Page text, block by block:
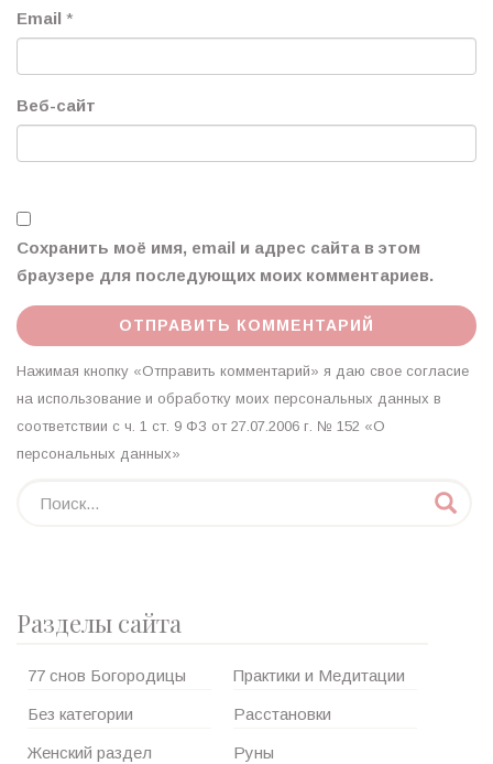
Email *
Веб-сайт
Сохранить моё имя, email и адрес сайта в этом
браузере для последующих моих комментариев.
Нажимая кнопку «Отправить комментарий» я даю свое согласие
на использование и обработку моих персональных данных в
соответствии с ч. 1 ст. 9 ФЗ от 27.07.2006 г. № 152 «О
персональных данных»
Разделы сайта
77 снов Богородицы
Без категории
Женский раздел
Практики и Медитации
Расстановки
Руны